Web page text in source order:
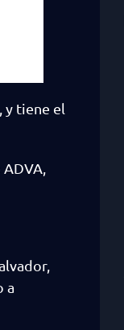
y tiene el
a